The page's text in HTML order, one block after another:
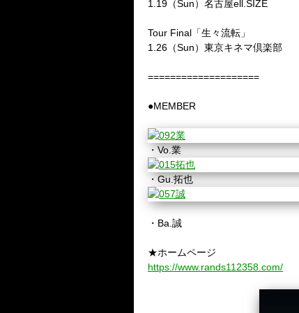
1.19（Sun）名古屋ell.SIZE
Tour Final「生々流転」
1.26（Sun）東京キネマ倶楽部
====================
●MEMBER
・Vo.業
・Gu.拓也
・Ba.誠
★ホームページ
https://www.rands112358.com/